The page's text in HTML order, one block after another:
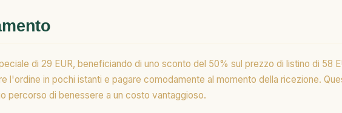
di 29 EUR, beneficiando di uno sconto del 50% sul prezzo di listino di 58
l'ordine in pochi istanti e pagare comodamente al momento della ricezione.
percorso di benessere a un costo vantaggioso.